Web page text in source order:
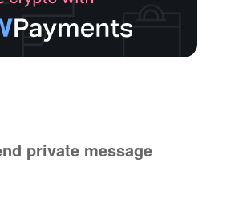
private message